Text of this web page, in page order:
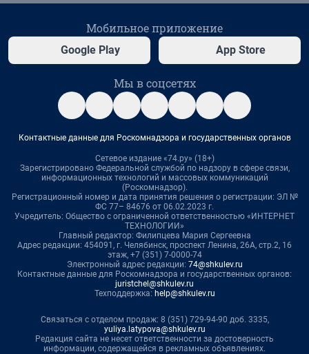
Мобильное приложение
Google Play App Store
Мы в соцсетях
Контактные данные для Роскомнадзора и государственных органов
Сетевое издание «74.ру» (18+)
Зарегистрировано Федеральной службой по надзору в сфере связи,
информационных технологий и массовых коммуникаций
(Роскомнадзор).
Регистрационный номер и дата принятия решения о регистрации: ЭЛ №
ФС 77– 84676 от 06.02.2023 г.
Учредитель: Общество с ограниченной ответственностью «ИНТЕРНЕТ
ТЕХНОЛОГИИ»
Главный редактор: Филипцева Мария Сергеевна
Адрес редакции: 454091, г. Челябинск, проспект Ленина, 26А, стр.2, 16
этаж, +7 (351) 7-0000-74
Электронный адрес редакции: 74@shkulev.ru
Контактные данные для Роскомнадзора и государственных органов:
juristchel@shkulev.ru
Техподдержка: help@shkulev.ru
Связаться с отделом продаж: 8 (351) 729-94-90 доб. 3335,
yuliya.latypova@shkulev.ru
Редакция сайта не несет ответственности за достоверность
информации, содержащейся в рекламных объявлениях.